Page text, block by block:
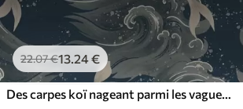
22.07€13.24€
Des carpes koï nageant parmi les vagues spectaculaires de l'océan